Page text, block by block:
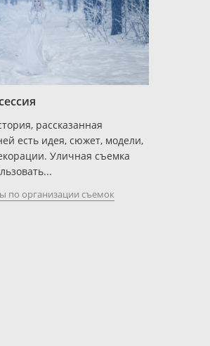
рассказанная
есть идея, сюжет, модели,
Уличная съемка
по организации съемок